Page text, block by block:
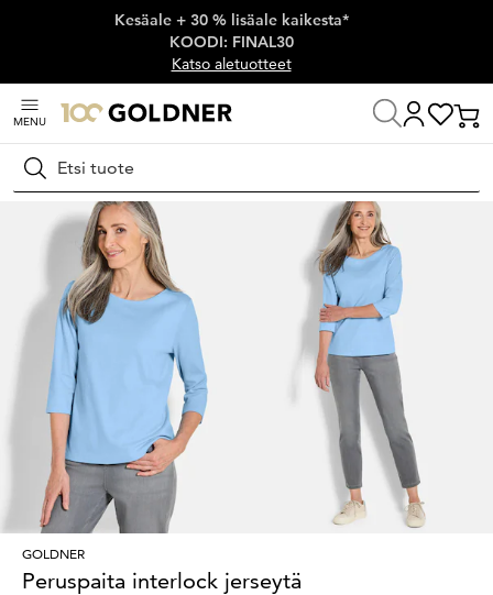
Ohita siirtymä, siirry pääsisältöön
Kesäale + 30 % lisäale kaikesta*
KOODI: FINAL30
Katso aletuotteet
MENU
Hae
Koti Naisten muoti
GOLDNER
Peruspaita interlock jerseytä